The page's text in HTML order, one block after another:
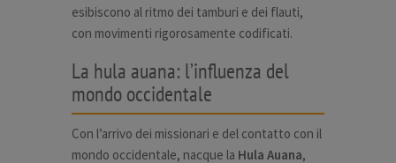
esibiscono al ritmo dei tamburi e dei flauti,
con movimenti rigorosamente codificati.
La hula auana: l’influenza del
mondo occidentale
Con l’arrivo dei missionari e del contatto con il
mondo occidentale, nacque la Hula Auana,